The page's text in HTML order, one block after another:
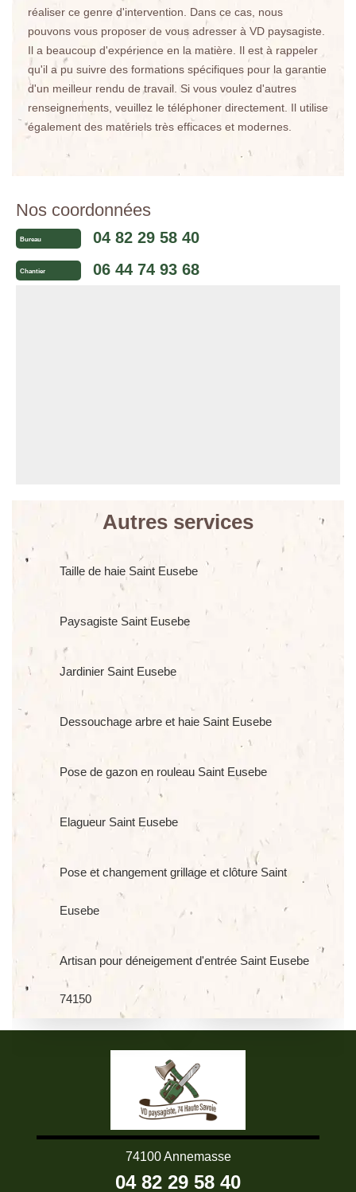
réaliser ce genre d'intervention. Dans ce cas, nous
pouvons vous proposer de vous adresser à VD paysagiste.
Il a beaucoup d'expérience en la matière. Il est à rappeler
qu'il a pu suivre des formations spécifiques pour la garantie
d'un meilleur rendu de travail. Si vous voulez d'autres
renseignements, veuillez le téléphoner directement. Il utilise
également des matériels très efficaces et modernes.
Nos coordonnées
Bureau 04 82 29 58 40
Chantier 06 44 74 93 68
Autres services
Taille de haie Saint Eusebe
Paysagiste Saint Eusebe
Jardinier Saint Eusebe
Dessouchage arbre et haie Saint Eusebe
Pose de gazon en rouleau Saint Eusebe
Elagueur Saint Eusebe
Pose et changement grillage et clôture Saint
Eusebe
Artisan pour déneigement d'entrée Saint Eusebe
74150
74100 Annemasse
04 82 29 58 40